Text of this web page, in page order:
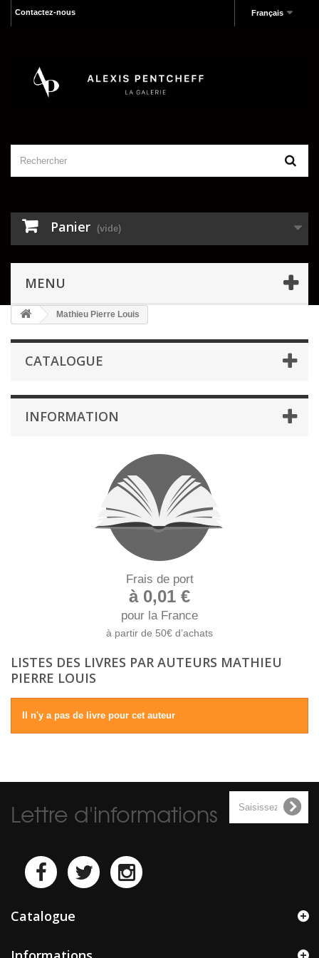
Français
Contactez-nous
Panier (vide)
MENU
Mathieu Pierre Louis
CATALOGUE
INFORMATION
Frais de port
à 0,01 €
pour la France
à partir de 50€ d’achats
LISTES DES LIVRES PAR AUTEURS MATHIEU
PIERRE LOUIS
Il n'y a pas de livre pour cet auteur
Lettre d'informations
Catalogue